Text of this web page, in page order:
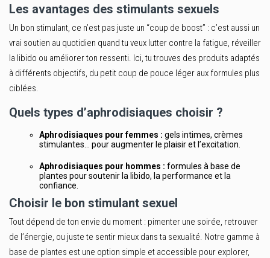
Les avantages des stimulants sexuels
Un bon stimulant, ce n’est pas juste un “coup de boost” : c’est aussi un
vrai soutien au quotidien quand tu veux lutter contre la fatigue, réveiller
la libido ou améliorer ton ressenti. Ici, tu trouves des produits adaptés
à différents objectifs, du petit coup de pouce léger aux formules plus
ciblées.
Quels types d’aphrodisiaques choisir ?
Aphrodisiaques pour femmes : gels intimes, crèmes
stimulantes… pour augmenter le plaisir et l’excitation.
Aphrodisiaques pour hommes : formules à base de
plantes pour soutenir la libido, la performance et la
confiance.
Choisir le bon stimulant sexuel
Tout dépend de ton envie du moment : pimenter une soirée, retrouver
de l’énergie, ou juste te sentir mieux dans ta sexualité. Notre gamme à
base de plantes est une option simple et accessible pour explorer,